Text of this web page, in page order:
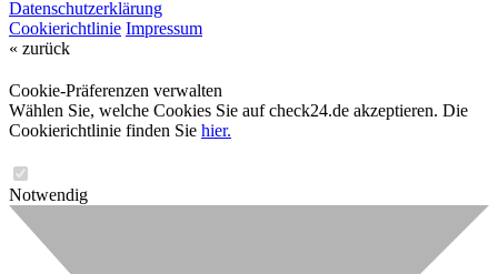
Datenschutzerklärung
Cookierichtlinie Impressum
« zurück
Cookie-Präferenzen verwalten
Wählen Sie, welche Cookies Sie auf check24.de akzeptieren. Die
Cookierichtlinie finden Sie hier.
Notwendig